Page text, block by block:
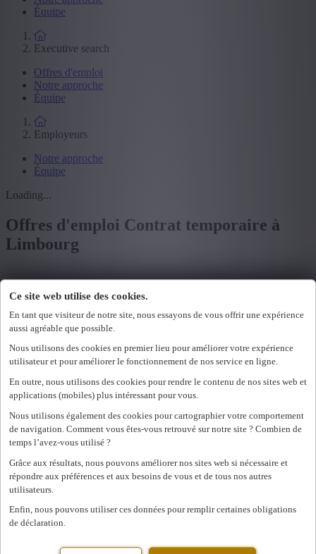
Ce site web utilise des cookies.
En tant que visiteur de notre site, nous essayons de vous offrir une expérience
aussi agréable que possible.
Nous utilisons des cookies en premier lieu pour améliorer votre expérience
utilisateur et pour améliorer le fonctionnement de nos service en ligne.
En outre, nous utilisons des cookies pour rendre le contenu de nos sites web et
applications (mobiles) plus intéressant pour vous.
Nous utilisons également des cookies pour cartographier votre comportement
de navigation. Comment vous êtes-vous retrouvé sur notre site ? Combien de
temps l’avez-vous utilisé ?
Grâce aux résultats, nous pouvons améliorer nos sites web si nécessaire et
répondre aux préférences et aux besoins de vous et de tous nos autres
utilisateurs.
Enfin, nous pouvons utiliser ces données pour remplir certaines obligations
de déclaration.
Équipe
Executive search
Offres d'emploi
Notre approche
Équipe
Employeurs
Notre approche
Équipe
Loading...
Offres d'emploi Contrat temporaire à
Limbourg
Affiner la recherche
Mot clé ou fonction/métier ou entreprise
Code postal ou commune
Type d'emploi
Domaine
Mes filtres sélectionnés
Province: Limbourg
Nous avons trouvé
d'emploi pour vous.
Vous ne pouvez pas accéder à cette page ou vous n'êtes plus
connecté. Se reconnecter.
Une erreur s'est produite. Veuillez réessayer plus tard.Fermer
Freelane Senior Treasurer